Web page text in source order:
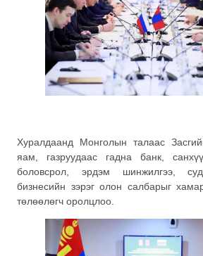
Хуралдаанд Монголын талаас
яам, газруудаас гадна банк,
боловсрол, эрдэм шинжилгээ,
бизнесийн зэрэг олон салбарыг
төлөөлөгч оролцлоо.